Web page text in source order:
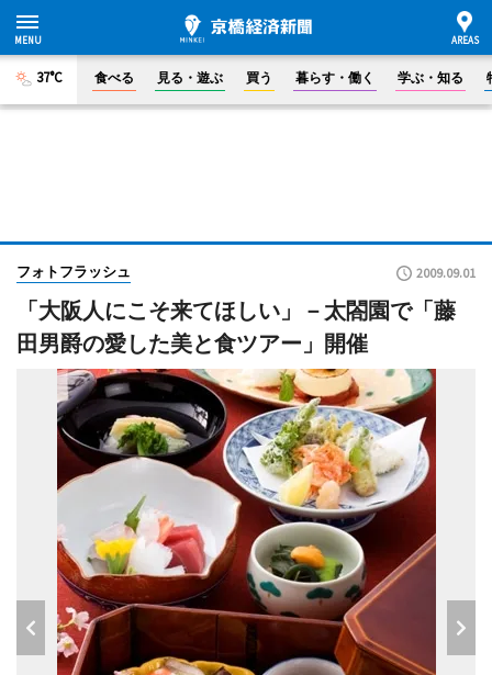
37°C 食べる 見る・遊ぶ 買う 暮らす・働く 学ぶ・知る
フォトフラッシュ 2009.09.01
「大阪人にこそ来てほしい」－太閤園で「藤
田男爵の愛した美と食ツアー」開催